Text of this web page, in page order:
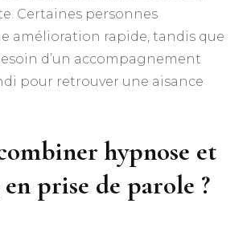
Certaines personnes
amélioration rapide, tandis que
d’un accompagnement
pour retrouver une aisance
hypnose et
prise de parole ?